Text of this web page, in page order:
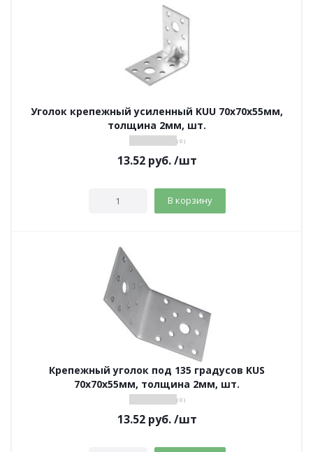
Уголок крепежный усиленный KUU 70х70х55мм,
толщина 2мм, шт.
( 0 )
13.52руб. /шт
В корзину
Крепежный уголок под 135 градусов KUS
70х70х55мм, толщина 2мм, шт.
( 0 )
13.52руб. /шт